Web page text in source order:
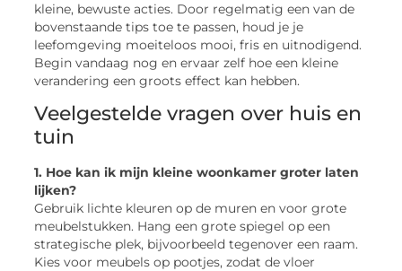
kleine, bewuste acties. Door regelmatig een van de
bovenstaande tips toe te passen, houd je je
leefomgeving moeiteloos mooi, fris en uitnodigend.
Begin vandaag nog en ervaar zelf hoe een kleine
verandering een groots effect kan hebben.
Veelgestelde vragen over huis en
tuin
1. Hoe kan ik mijn kleine woonkamer groter laten
lijken?
Gebruik lichte kleuren op de muren en voor grote
meubelstukken. Hang een grote spiegel op een
strategische plek, bijvoorbeeld tegenover een raam.
Kies voor meubels op pootjes, zodat de vloer